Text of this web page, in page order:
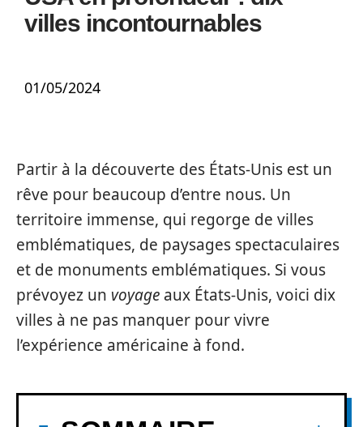
villes incontournables
01/05/2024
Partir à la découverte des États-Unis est un
rêve pour beaucoup d’entre nous. Un
territoire immense, qui regorge de villes
emblématiques, de paysages spectaculaires
et de monuments emblématiques. Si vous
prévoyez un voyage aux États-Unis, voici dix
villes à ne pas manquer pour vivre
l’expérience américaine à fond.